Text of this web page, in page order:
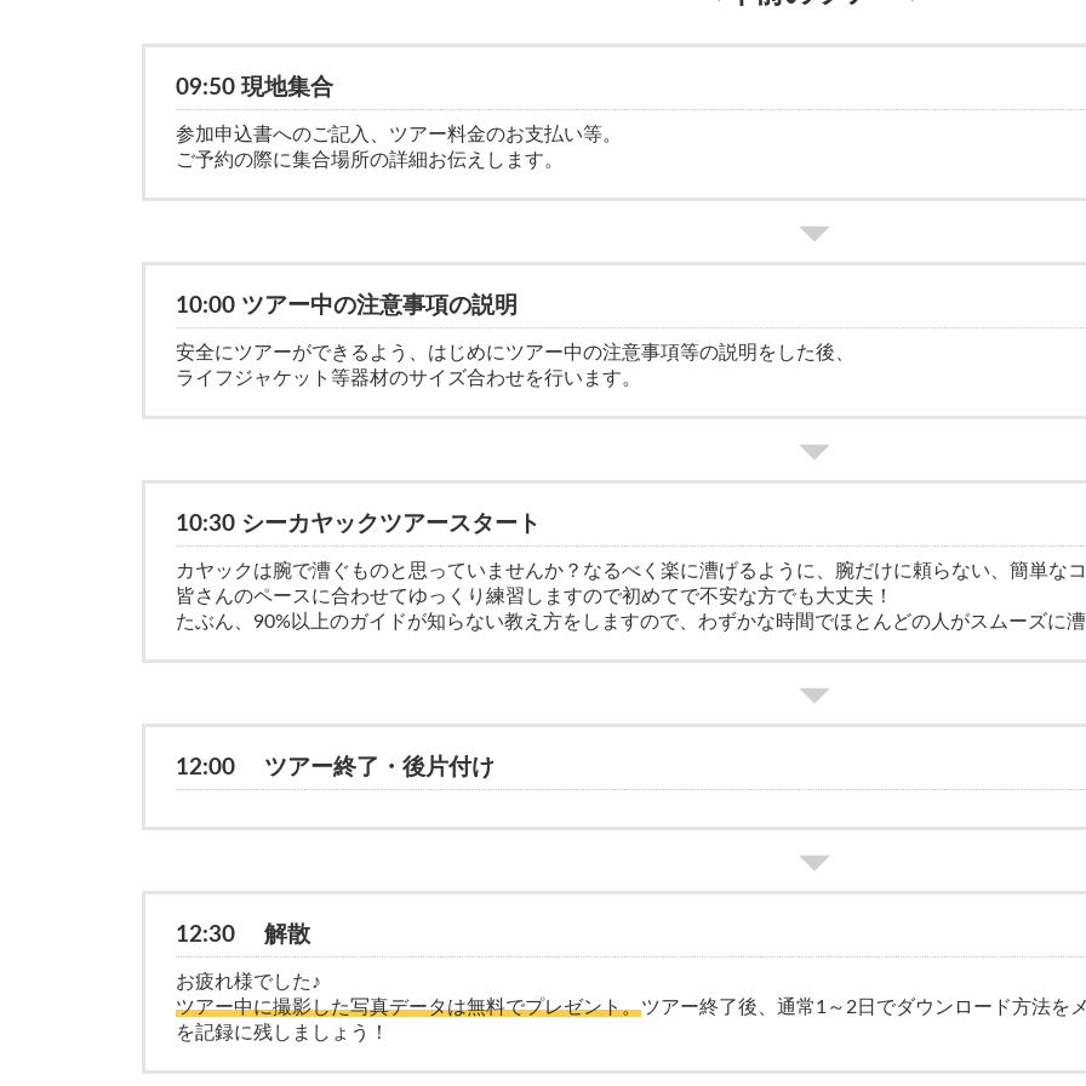
09:50 現地集合
参加申込書へのご記入、ツアー料金のお支払い等。
ご予約の際に集合場所の詳細お伝えします。
10:00 ツアー中の注意事項の説明
安全にツアーができるよう、はじめにツアー中の注意事項等の説明をした後、
ライフジャケット等器材のサイズ合わせを行います。
10:30 シーカヤックツアースタート
カヤックは腕で漕ぐものと思っていませんか？なるべく楽に漕げるように、腕だけに頼らない、簡単な
皆さんのペースに合わせてゆっくり練習しますので初めてで不安な方でも大丈夫！
たぶん、90%以上のガイドが知らない教え方をしますので、わずかな時間でほとんどの人がスムーズに
12:00 ツアー終了・後片付け
12:30 解散
お疲れ様でした♪
ツアー中に撮影した写真データは無料でプレゼント。ツアー終了後、通常1～2日でダウンロード方法を
を記録に残しましょう！